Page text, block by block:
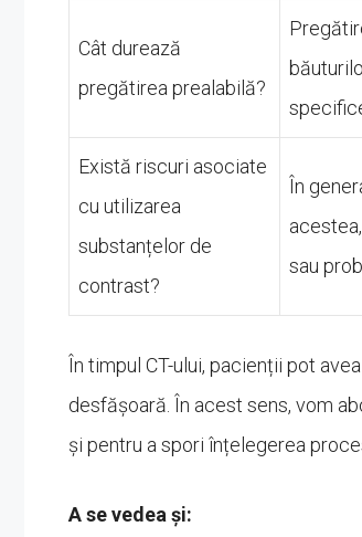
Cât durează
pregătirea prealabilă?
Există riscuri asociate
cu utilizarea
substanțelor de
contrast?
În
sau
În timpul CT-ului, pacienții pot
desfășoară. În acest sens, vom
și pentru a spori înțelegerea
A se vedea și: